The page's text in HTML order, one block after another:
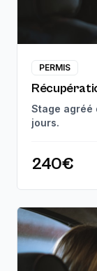
PERMIS
Stage agréé
jours.
240€